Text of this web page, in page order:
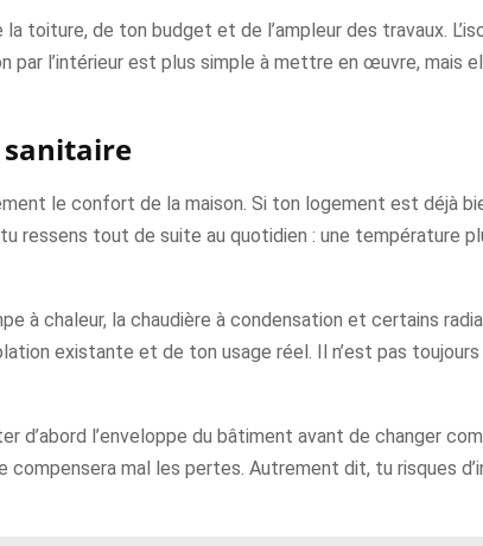
toiture, de ton budget et de l’ampleur des travaux.
par l’intérieur est plus simple à mettre en œuvre, mais
sanitaire
le confort de la maison. Si ton logement est déjà
ressens tout de suite au quotidien : une température
à chaleur, la chaudière à condensation et certains
existante et de ton usage réel. Il n’est pas
d’abord l’enveloppe du bâtiment avant de changer
mal les pertes. Autrement dit, tu risques